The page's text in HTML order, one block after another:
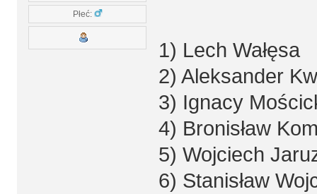
Płeć:
1) Lech Wałęsa
2) Aleksander
3) Ignacy
4) Bronisław
5) Wojciech
6) Stanisław